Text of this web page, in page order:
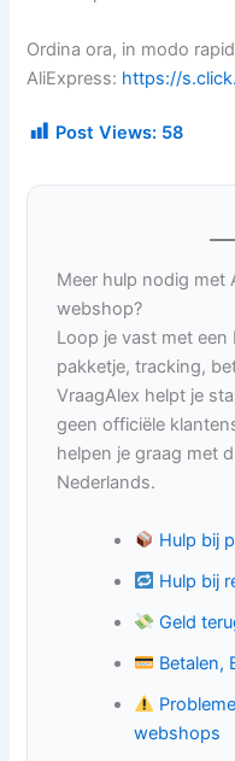
Ordina ora, in modo
AliExpress: https://
Post Views: 58
Meer hulp nodig met
webshop?
Loop je vast met
pakketje, tracking,
VraagAlex helpt je
geen officiële
helpen je graag met
Nederlands.
Hulp bij
Hulp bij
Geld
Betalen,
webshops